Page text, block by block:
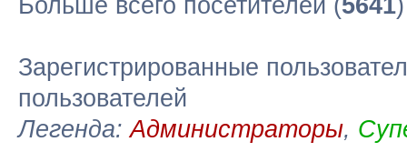
Больше всего посетителей (5641
Зарегистрированные
пользователей
Легенда:Администраторы,